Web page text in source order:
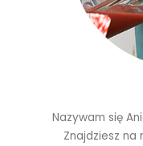
Nazywam się
Znajdziesz